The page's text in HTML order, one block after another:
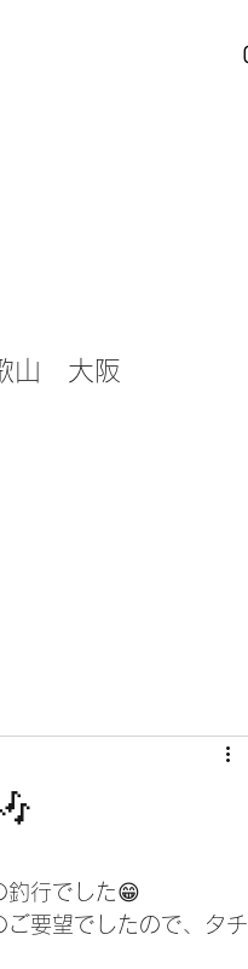
山 大阪
釣行でした😁
要望でしたので、タチ